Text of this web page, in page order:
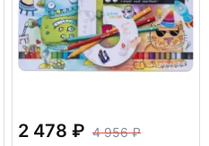
2 478
4 956